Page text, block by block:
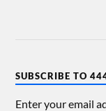
SUBSCRIBE TO
Enter your email